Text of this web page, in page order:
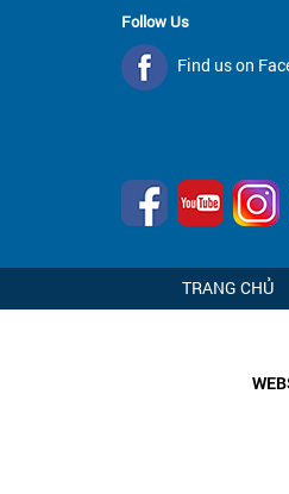
Follow Us
Find us on
TRANG CHỦ